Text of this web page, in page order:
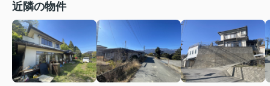
近隣の物件